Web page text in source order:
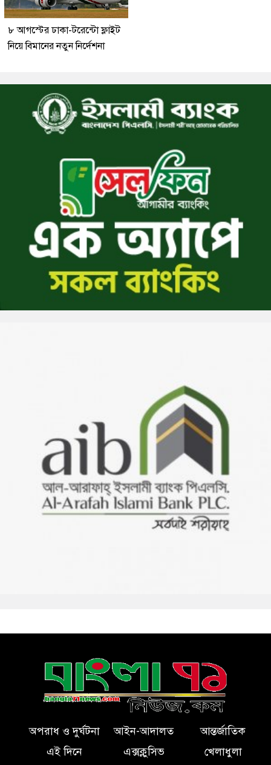
৮ আগস্টের ঢাকা-টরেন্টো ফ্লাইট
নিয়ে বিমানের নতুন নির্দেশনা
অপরাধ ও দুর্ঘটনা আইন-আদালত
আন্তর্জাতিক
এই দিনে
এক্সক্লুসিভ
খেলাধুলা